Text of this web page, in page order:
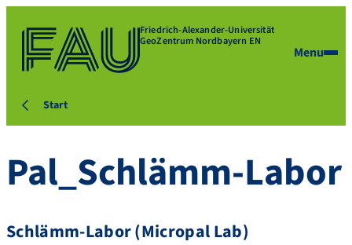
Friedrich-Alexander-Universität
GeoZentrum Nordbayern EN
Menu
Start
Pal_Schlämm-Labor
Schlämm-Labor (Micropal Lab)